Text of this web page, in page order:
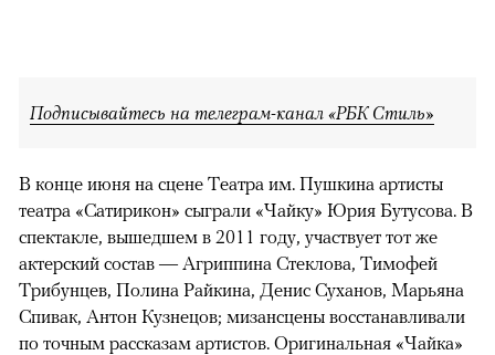
Подписывайтесь на телеграм-канал «РБК Стиль»
В конце июня на сцене Театра им. Пушкина артисты
театра «Сатирикон» сыграли «Чайку» Юрия Бутусова. В
спектакле, вышедшем в 2011 году, участвует тот же
актерский состав — Агриппина Стеклова, Тимофей
Трибунцев, Полина Райкина, Денис Суханов, Марьяна
Спивак, Антон Кузнецов; мизансцены восстанавливали
по точным рассказам артистов. Оригинальная «Чайка»